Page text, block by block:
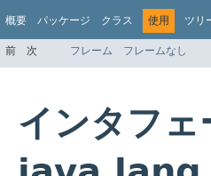
概要 パッケージ クラス 使用 ツリ
前 次 フレーム フレームなし
インタフェ